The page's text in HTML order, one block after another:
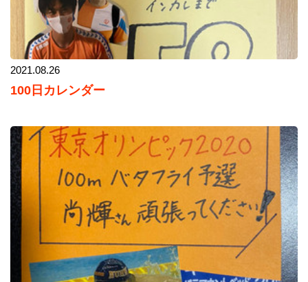
2021.08.26
100日カレンダー